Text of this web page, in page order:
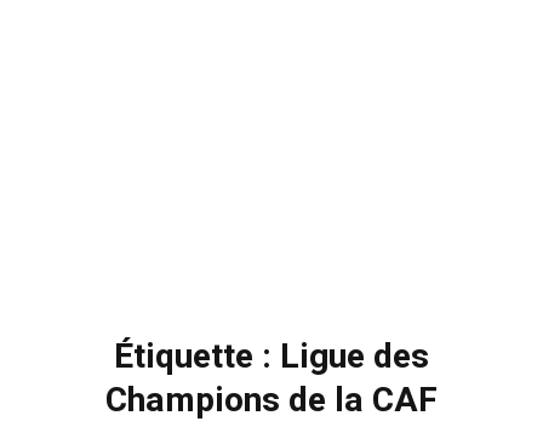
Étiquette : Ligue des
Champions de la CAF